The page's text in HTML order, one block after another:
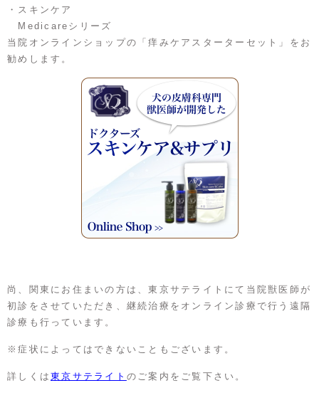
・スキンケア
Medicareシリーズ
当院オンラインショップの「痒みケアスターターセット」をお
勧めします。
尚、関東にお住まいの方は、東京サテライトにて当院獣医師が
初診をさせていただき、継続治療をオンライン診療で行う遠隔
診療も行っています。
※症状によってはできないこともございます。
詳しくは 東京サテライト のご案内をご覧下さい。